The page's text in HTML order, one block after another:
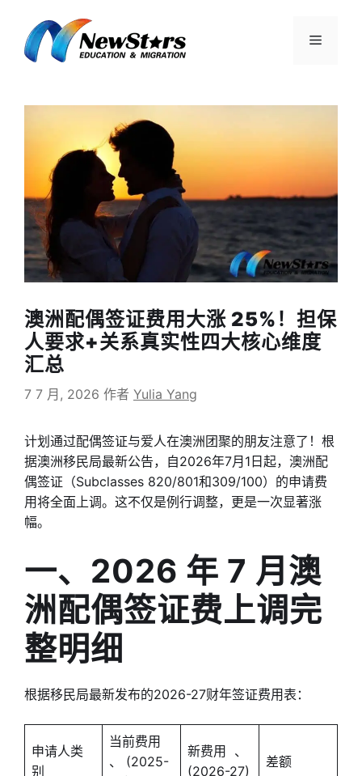
菜
澳洲配偶签证费用大涨 25%！担保
人要求+关系真实性四大核心维度
汇总
7 7 月, 2026 作者 Yulia Yang
计划通过配偶签证与爱人在澳洲团聚的朋友注意了！根
据澳洲移民局最新公告，自2026年7月1日起，澳洲配
偶签证（Subclasses 820/801和309/100）的申请费
用将全面上调。这不仅是例行调整，更是一次显著涨
幅。
一、2026 年 7 月澳
洲配偶签证费上调完
整明细
根据移民局最新发布的2026-27财年签证费用表：
申请人类
别
当前费用
、 (2025-
新费用 、
(2026-27)
差额